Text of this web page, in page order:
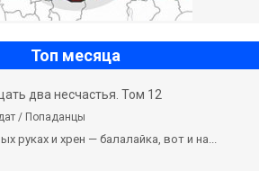
Топ месяца
два несчастья. Том 12
/ Попаданцы
руках и хрен — балалайка, вот и на...